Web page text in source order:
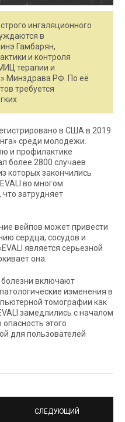
ингаляционного
в
Гамбарян,
и контроля
терапии и
Минздрава РФ. По её
требуется
в США в 2019
среди молодежи.
и профилактике
более 2800 случаев
которых закончились
во многом
затрудняет
вейпов может привести
сердца, сосудов и
является серьезной
она.
болезни включают
изменения в
томографии как
замедлились с началом
этого
для пользователей
СЛЕДУЮЩИЙ